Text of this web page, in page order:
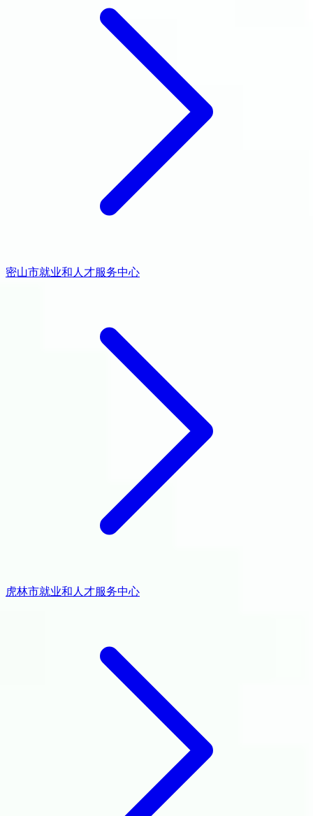
密山市就业和人才服务中心
虎林市就业和人才服务中心